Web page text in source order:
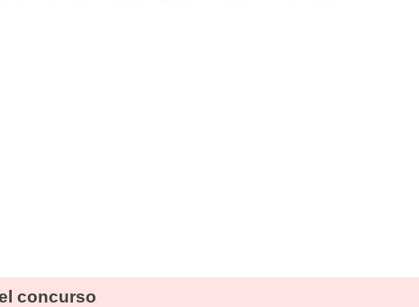
concurso